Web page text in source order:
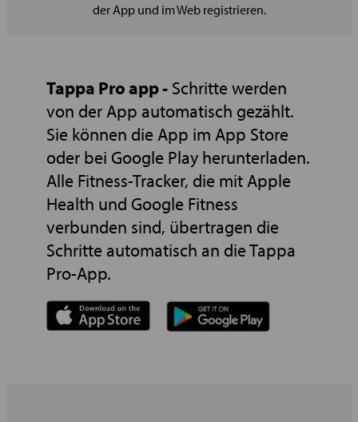
der App und im Web registrieren.
Tappa Pro app - Schritte werden
von der App automatisch gezählt.
Sie können die App im App Store
oder bei Google Play herunterladen.
Alle Fitness-Tracker, die mit Apple
Health und Google Fitness
verbunden sind, übertragen die
Schritte automatisch an die Tappa
Pro-App.